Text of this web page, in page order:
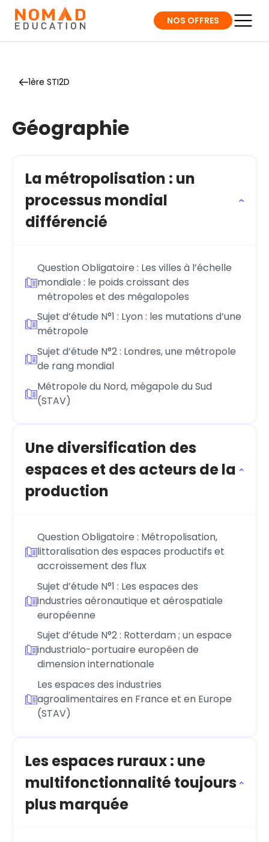
NOS OFFRES
1ère STI2D
Géographie
La métropolisation : un
processus mondial
différencié
Question Obligatoire : Les villes à l’échelle
mondiale : le poids croissant des
métropoles et des mégalopoles
Sujet d’étude N°1 : Lyon : les mutations d’une
métropole
Sujet d’étude N°2 : Londres, une métropole
de rang mondial
Métropole du Nord, mégapole du Sud
(STAV)
Une diversification des
espaces et des acteurs de la
production
Question Obligatoire : Métropolisation,
littoralisation des espaces productifs et
accroissement des flux
Sujet d’étude N°1 : Les espaces des
industries aéronautique et aérospatiale
européenne
Sujet d’étude N°2 : Rotterdam ; un espace
industrialo-portuaire européen de
dimension internationale
Les espaces des industries
agroalimentaires en France et en Europe
(STAV)
Les espaces ruraux : une
multifonctionnalité toujours
plus marquée